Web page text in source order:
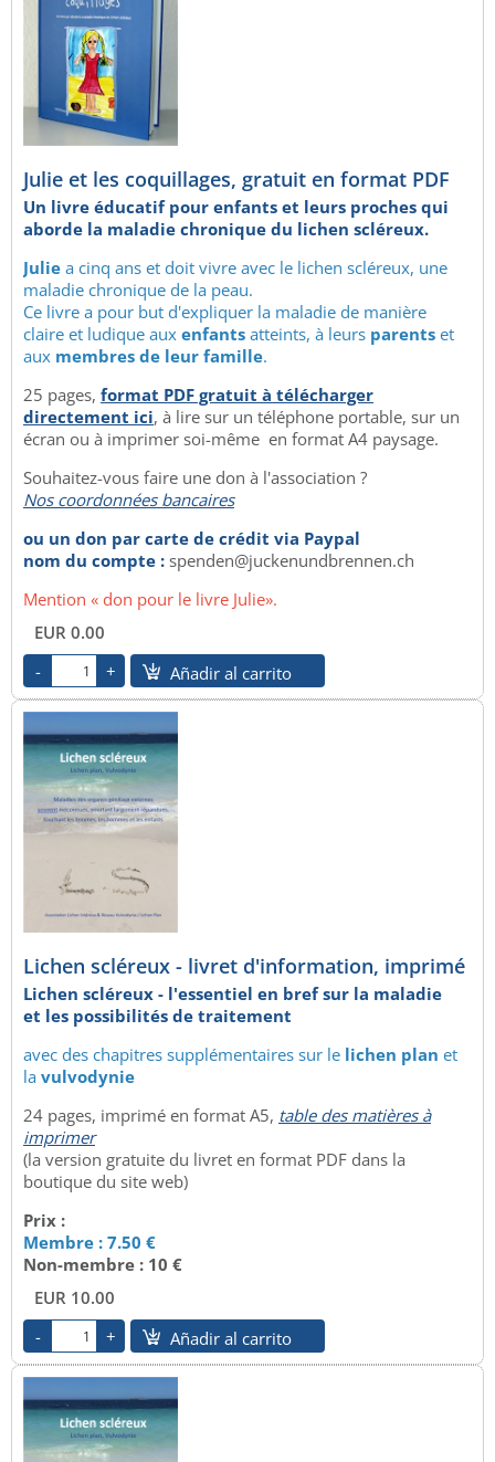
Julie et les coquillages, gratuit en format PDF
Un livre éducatif pour enfants et leurs proches qui
aborde la maladie chronique du lichen scléreux.
Julie a cinq ans et doit vivre avec le lichen scléreux, une
maladie chronique de la peau.
Ce livre a pour but d'expliquer la maladie de manière
claire et ludique aux enfants atteints, à leurs parents et
aux membres de leur famille.
25 pages, format PDF gratuit à télécharger
directement ici, à lire sur un téléphone portable, sur un
écran ou à imprimer soi-même en format A4 paysage.
Souhaitez-vous faire une don à l'association ?
Nos coordonnées bancaires
ou un don par carte de crédit via Paypal
nom du compte : spenden@juckenundbrennen.ch
Mention « don pour le livre Julie».
EUR 0.00
Añadir al carrito
Lichen scléreux - livret d'information, imprimé
Lichen scléreux - l'essentiel en bref sur la maladie
et les possibilités de traitement
avec des chapitres supplémentaires sur le lichen plan et
la vulvodynie
24 pages, imprimé en format A5, table des matières à
imprimer
(la version gratuite du livret en format PDF dans la
boutique du site web)
Prix :
Membre : 7.50 €
Non-membre : 10 €
EUR 10.00
Añadir al carrito